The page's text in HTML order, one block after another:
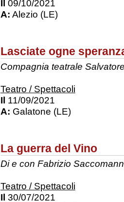
Il 09/10/2021
A: Alezio (LE)
Lasciate ogne
Compagnia teatrale
Teatro / Spettacoli
Il 11/09/2021
A: Galatone (LE)
La guerra del Vino
Di e con Fabrizio
Teatro / Spettacoli
Il 30/07/2021